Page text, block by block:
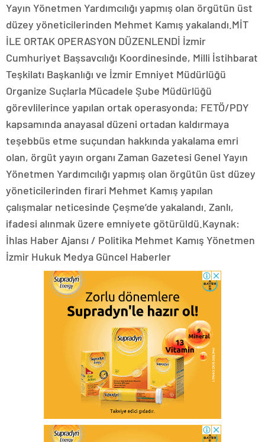
Yayın Yönetmen Yardımcılığı yapmış olan örgütün üst
düzey yöneticilerinden Mehmet Kamış yakalandı.MİT
İLE ORTAK OPERASYON DÜZENLENDİ İzmir
Cumhuriyet Başsavcılığı Koordinesinde, Milli İstihbarat
Teşkilatı Başkanlığı ve İzmir Emniyet Müdürlüğü
Organize Suçlarla Mücadele Şube Müdürlüğü
görevlilerince yapılan ortak operasyonda; FETÖ/PDY
kapsamında anayasal düzeni ortadan kaldırmaya
teşebbüs etme suçundan hakkında yakalama emri
olan, örgüt yayın organı Zaman Gazetesi Genel Yayın
Yönetmen Yardımcılığı yapmış olan örgütün üst düzey
yöneticilerinden firari Mehmet Kamış yapılan
çalışmalar neticesinde Çeşme’de yakalandı. Zanlı,
ifadesi alınmak üzere emniyete götürüldü.Kaynak:
İhlas Haber Ajansı / Politika Mehmet Kamış Yönetmen
İzmir Hukuk Medya Güncel Haberler